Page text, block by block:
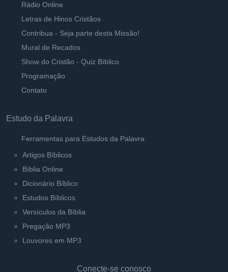
Rádio Online
Letras de Hinos Cristãos
Contribua - Seja parte desta Missão!
Mural de Recados
Show do Cristão - Quiz Bíblico
Programação
Contato
Estudo da Palavra
Ferramentas para Estudos da Palavra
Artigos Bíblicos
Bíblia Online
Dicionário Bíblico
Estudos Bíblicos
Versículos da Bíblia
Pregação MP3
Louvores em MP3
Conecte-se conosco